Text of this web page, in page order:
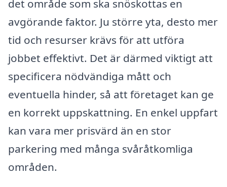
det område som ska snöskottas en
avgörande faktor. Ju större yta, desto mer
tid och resurser krävs för att utföra
jobbet effektivt. Det är därmed viktigt att
specificera nödvändiga mått och
eventuella hinder, så att företaget kan ge
en korrekt uppskattning. En enkel uppfart
kan vara mer prisvärd än en stor
parkering med många svåråtkomliga
områden.